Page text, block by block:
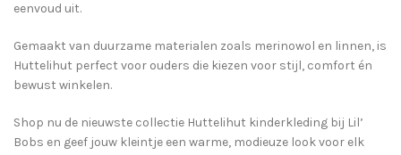
eenvoud uit.
Gemaakt van duurzame materialen zoals merinowol en linnen, is
Huttelihut perfect voor ouders die kiezen voor stijl, comfort én
bewust winkelen.
Shop nu de nieuwste collectie Huttelihut kinderkleding bij Lil’
Bobs en geef jouw kleintje een warme, modieuze look voor elk